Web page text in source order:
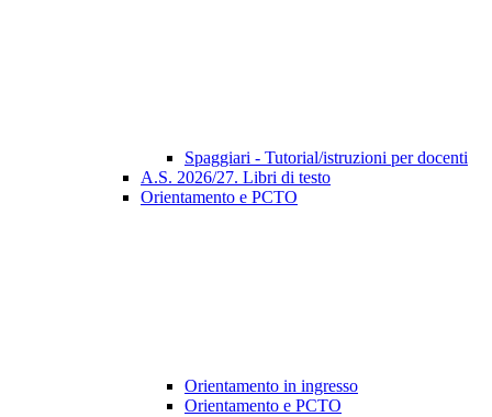
Spaggiari - Tutorial/istruzioni per docenti
A.S. 2026/27. Libri di testo
Orientamento e PCTO
Orientamento in ingresso
Orientamento e PCTO